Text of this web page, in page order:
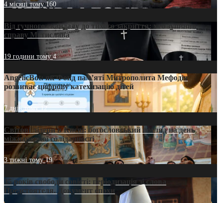
4 місяці тому160
Від гучного скандалу до тихого закриття: хто зупинив
справу Мстислава
19 години тому4
AngelicBot: як Фонд пам’яті Митрополита Мефодія
розвиває цифрову катехизацію дітей
7 днів тому12
Світові лідери в Києві: богословський погляд на день
міжнародної солідарності
3 тижні тому19
35 років свободи совісті: періодизація зі слова
Предстоятеля. Документ епохи